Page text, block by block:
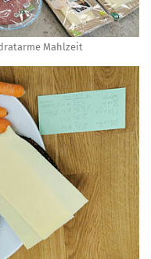
Mahlzeit